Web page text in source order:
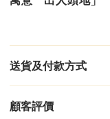
送貨及付款方式
顧客評價